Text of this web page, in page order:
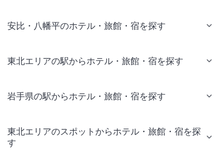
安比・八幡平のホテル・旅館・宿を探す
東北エリアの駅からホテル・旅館・宿を探す
岩手県の駅からホテル・旅館・宿を探す
東北エリアのスポットからホテル・旅館・宿を探
す